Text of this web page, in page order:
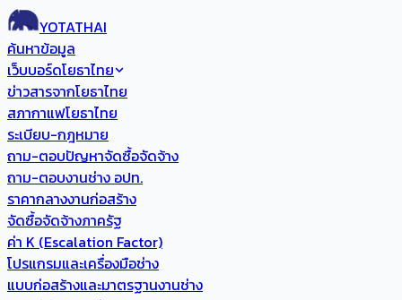
YOTATHAI
ค้นหาข้อมูล
เว็บบอร์ดโยธาไทย
ข่าวสารจากโยธาไทย
สภากาแฟโยธาไทย
ระเบียบ-กฎหมาย
ถาม-ตอบปัญหาจัดซื้อจัดจ้าง
ถาม-ตอบงานช่าง อปท.
ราคากลางงานก่อสร้าง
จัดซื้อจัดจ้างภาครัฐ
ค่า K (Escalation Factor)
โปรแกรมและเครื่องมือช่าง
แบบก่อสร้างและมาตรฐานงานช่าง